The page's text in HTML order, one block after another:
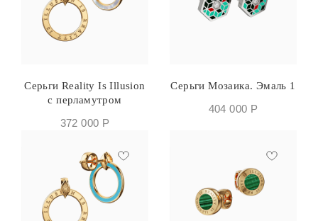
Серьги Reality Is Illusion
с перламутром
372 000 Р
Серьги Мозаика. Эмаль 1
404 000 Р